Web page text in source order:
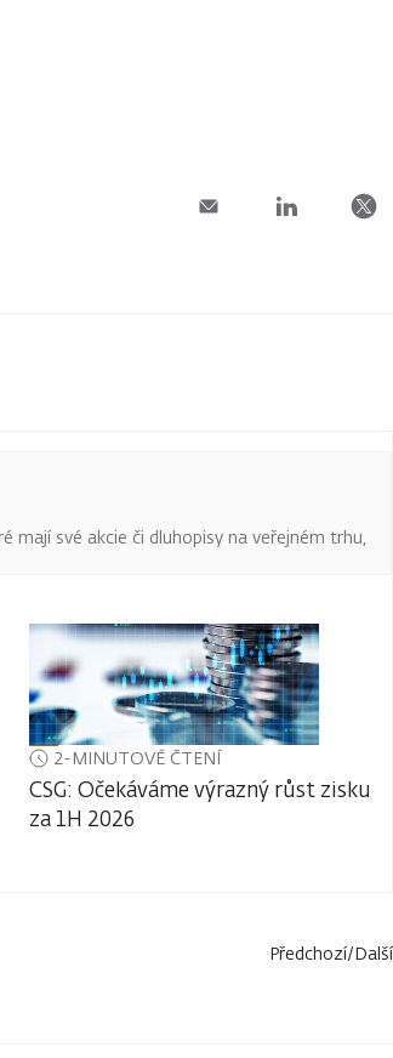
mají své akcie či dluhopisy na veřejném trhu,
2-MINUTOVÉ ČTENÍ
CSG: Očekáváme výrazný růst zisku
za 1H 2026
Předchozí/Další